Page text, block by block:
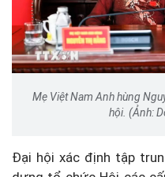
Mẹ Việt Nam Anh hùng
hội. (Ảnh:
Đại hội xác định tập